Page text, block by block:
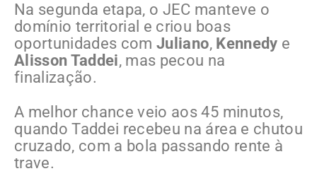
Na segunda etapa, o JEC manteve o
domínio territorial e criou boas
oportunidades comJuliano, Kennedy e
Alisson Taddei, mas pecou na
finalização.
A melhor chance veio aos 45 minutos,
quando Taddei recebeu na área e chutou
cruzado, com a bola passando rente à
trave.